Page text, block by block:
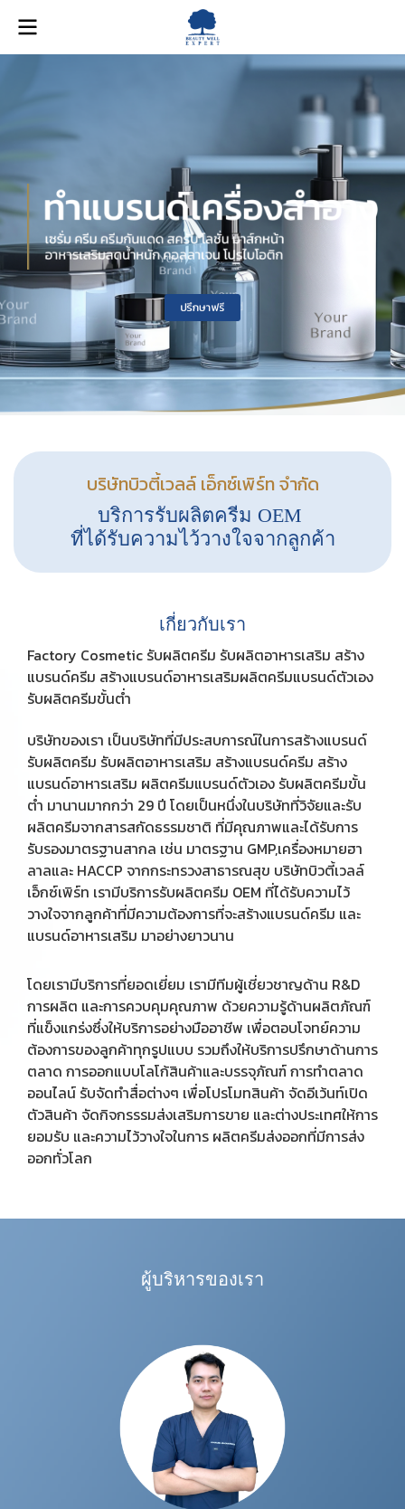
บริษัทบิวตี้เวลล์ เอ็กซ์เพิร์ท จำกัด
บริการรับผลิตครีม OEM
ที่ได้รับความไว้วางใจจากลูกค้า
เกี่ยวกับเรา
Factory Cosmetic รับผลิตครีม รับผลิตอาหารเสริม สร้าง
แบรนด์ครีม สร้างแบรนด์อาหารเสริมผลิตครีมแบรนด์ตัวเอง
รับผลิตครีมขั้นต่ำ
บริษัทของเรา เป็นบริษัทที่มีประสบการณ์ในการสร้างแบรนด์
รับผลิตครีม รับผลิตอาหารเสริม สร้างแบรนด์ครีม สร้าง
แบรนด์อาหารเสริม ผลิตครีมแบรนด์ตัวเอง รับผลิตครีมขั้น
ต่ำ มานานมากกว่า 29 ปี โดยเป็นหนึ่งในบริษัทที่วิจัยและรับ
ผลิตครีมจากสารสกัดธรรมชาติ ที่มีคุณภาพและได้รับการ
รับรองมาตรฐานสากล เช่น มาตรฐาน GMP,เครื่องหมายฮา
ลาลและ HACCP จากกระทรวงสาธารณสุข บริษัทบิวตี้เวลล์
เอ็กซ์เพิร์ท เรามีบริการรับผลิตครีม OEM ที่ได้รับความไว้
วางใจจากลูกค้าที่มีความต้องการที่จะสร้างแบรนด์ครีม และ
แบรนด์อาหารเสริม มาอย่างยาวนาน
โดยเรามีบริการที่ยอดเยี่ยม เรามีทีมผู้เชี่ยวชาญด้าน R&D
การผลิต และการควบคุมคุณภาพ ด้วยความรู้ด้านผลิตภัณฑ์
ที่แข็งแกร่งซึ่งให้บริการอย่างมืออาชีพ เพื่อตอบโจทย์ความ
ต้องการของลูกค้าทุกรูปแบบ รวมถึงให้บริการปรึกษาด้านการ
ตลาด การออกแบบโลโก้สินค้าและบรรจุภัณฑ์ การทำตลาด
ออนไลน์ รับจัดทำสื่อต่างๆ เพื่อโปรโมทสินค้า จัดอีเว้นท์เปิด
ตัวสินค้า จัดกิจกรรรมส่งเสริมการขาย และต่างประเทศให้การ
ยอมรับ และความไว้วางใจในการ ผลิตครีมส่งออกที่มีการส่ง
ออกทั่วโลก
ผู้บริหารของเรา